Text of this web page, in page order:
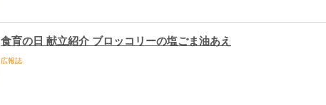
食育の日 献立紹介 ブロッコリーの塩ごま油あえ
広報誌